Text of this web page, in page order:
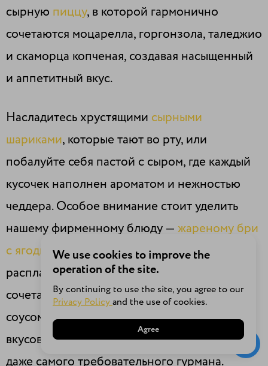
сырную пиццу, в которой гармонично
сочетаются моцарелла, горгонзола, таледжио
и скаморца копченая, создавая насыщенный
и аппетитный вкус.
Насладитесь хрустящими сырными
шариками, которые тают во рту, или
побалуйте себя пастой с сыром, где каждый
кусочек наполнен ароматом и нежностью
чеддера. Особое внимание стоит уделить
нашему фирменному блюду —жареному бри
с ягодным соусом. Нежный, слегка
расплавленный бри с тонкой корочкой в
сочетании с ароматным и сладким ягодным
соусом создают уникальную гармонию
вкусов, которая не оставит равнодушным
даже самого требовательного гурмана.
We use cookies to improve the
operation of the site.
By continuing to use the site, you agree to our
Privacy Policyand the use of cookies.
Agree